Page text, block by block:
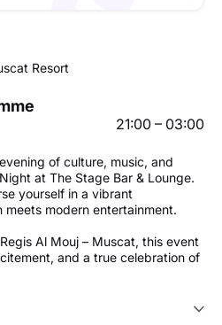
Resort
21:00 – 03:00
of culture, music, and
at The Stage Bar & Lounge.
yourself in a vibrant
modern entertainment.
Al Mouj – Muscat, this event
and a true celebration of